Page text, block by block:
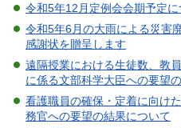
令和5年12月定例会会期予定に
令和5年6月の大雨による災害
感謝状を贈呈します
遠隔授業における生徒数、教
に係る文部科学大臣への要望
看護職員の確保・定着に向け
務官への要望の結果について